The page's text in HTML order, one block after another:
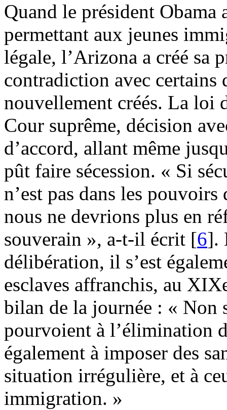
Quand le président
permettant aux jeunes
légale, l’Arizona a créé sa
contradiction avec certains
nouvellement créés. La loi
Cour suprême, décision
d’accord, allant même
pût faire sécession. « Si
n’est pas dans les
nous ne devrions plus en
souverain », a-t-il écrit [6].
délibération, il s’est
esclaves affranchis, au
bilan de la journée : « Non
pourvoient à l’élimination
également à imposer des
situation irrégulière, et à
immigration. »